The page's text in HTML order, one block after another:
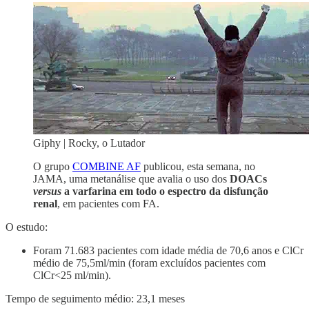
Giphy | Rocky, o Lutador
O grupo COMBINE AF publicou, esta semana, no
JAMA, uma metanálise que avalia o uso dos DOACs
versus a varfarina em todo o espectro da disfunção
renal, em pacientes com FA.
O estudo:
Foram 71.683 pacientes com idade média de 70,6 anos e ClCr
médio de 75,5ml/min (foram excluídos pacientes com
ClCr<25 ml/min).
Tempo de seguimento médio: 23,1 meses